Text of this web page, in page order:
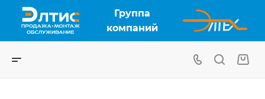
Группа
компаний